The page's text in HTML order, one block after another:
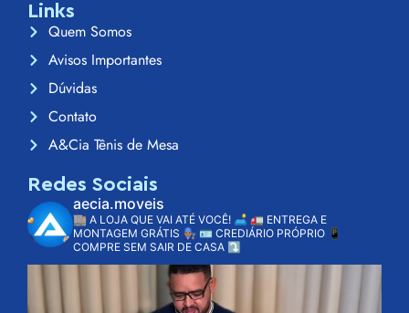
Links
Quem Somos
Avisos Importantes
Dúvidas
Contato
A&Cia Tênis de Mesa
Redes Sociais
aecia.moveis
🏬 A LOJA QUE VAI ATÉ VOCÊ! 🛋️ 🚛 ENTREGA E
MONTAGEM GRÁTIS 👨🏽‍🔧 🪪 CREDIÁRIO PRÓPRIO 📱
COMPRE SEM SAIR DE CASA ⤵️